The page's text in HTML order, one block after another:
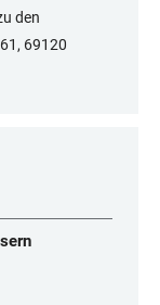
den
69120